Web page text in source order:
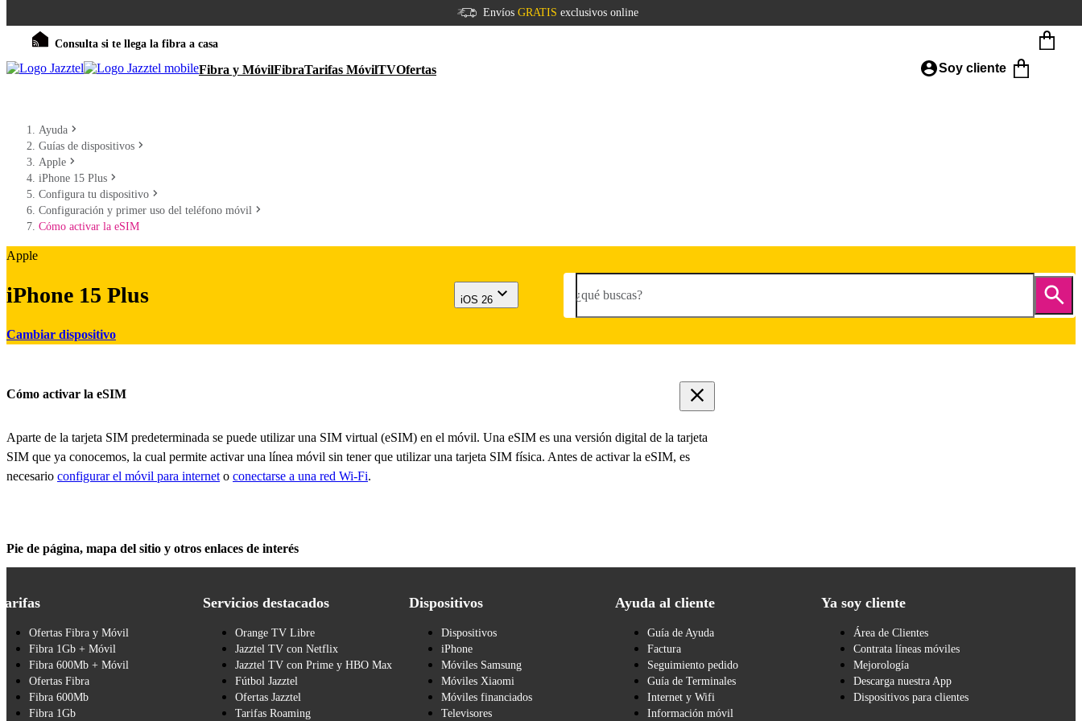
Envíos GRATIS exclusivos online
Consulta si te llega la fibra a casa
Fibra y MóvilFibraTarifas MóvilTVOfertas Soy cliente
Ayuda
Guías de dispositivos
Apple
iPhone 15 Plus
Configura tu dispositivo
Configuración y primer uso del teléfono móvil
Cómo activar la eSIM
Apple
iPhone 15 Plus
Cambiar dispositivo
iOS 26 ¿qué buscas?
Cómo activar la eSIM
Aparte de la tarjeta SIM predeterminada se puede utilizar una SIM virtual (eSIM) en el móvil. Una eSIM es una versión digital de la tarjeta
SIM que ya conocemos, la cual permite activar una línea móvil sin tener que utilizar una tarjeta SIM física. Antes de activar la eSIM, es
necesario configurar el móvil para internet o conectarse a una red Wi-Fi.
Pie de página, mapa del sitio y otros enlaces de interés
Ofertas Fibra y Móvil
Fibra 1Gb + Móvil
Fibra 600Mb + Móvil
Ofertas Fibra
Fibra 600Mb
Fibra 1Gb
Servicios destacados
Orange TV Libre
Jazztel TV con Netflix
Jazztel TV con Prime y HBO Max
Fútbol Jazztel
Ofertas Jazztel
Tarifas Roaming
Dispositivos
Dispositivos
iPhone
Móviles Samsung
Móviles Xiaomi
Móviles financiados
Televisores
Ayuda al cliente
Guía de Ayuda
Factura
Seguimiento pedido
Guía de Terminales
Internet y Wifi
Información móvil
Ya soy cliente
Área de Clientes
Contrata líneas móviles
Mejorología
Descarga nuestra App
Dispositivos para clientes